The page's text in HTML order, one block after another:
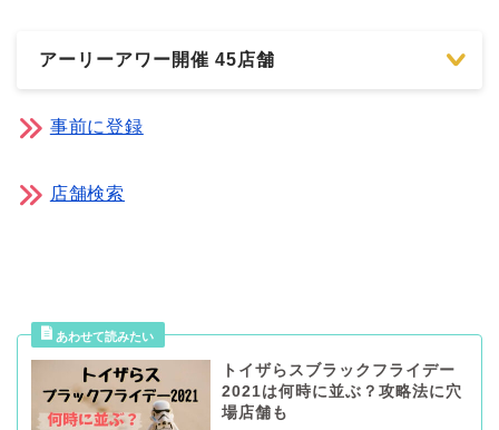
アーリーアワー開催 45店舗
事前に登録
店舗検索
トイザらスブラックフライデー
2021は何時に並ぶ？攻略法に穴
場店舗も